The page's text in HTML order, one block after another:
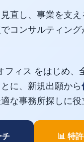
直し、事業を支
コンサルティング
ィス をはじめ、
に、新規出願から
な事務所探しに役
チ 📊 特